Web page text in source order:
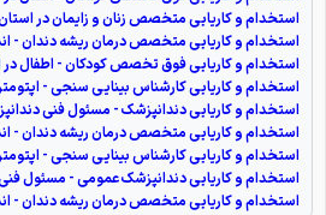
استخدام و کاریابی متخصص زنان و زایمان در استان
استخدام و کاریابی متخصص درمان ریشه دندان -
استخدام و کاریابی فوق تخصص كودكان - اطفال در
استخدام و کاریابی کارشناس بینایی سنجی -
استخدام و کاریابی دندانپزشک - مسئول فنی
استخدام و کاریابی متخصص درمان ریشه دندان -
استخدام و کاریابی کارشناس بینایی سنجی -
استخدام و کاریابی دندانپزشک عمومی - مسئول
استخدام و کاریابی متخصص درمان ریشه دندان -